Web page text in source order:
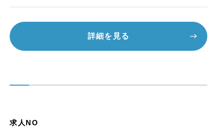
詳細を見る
求人NO